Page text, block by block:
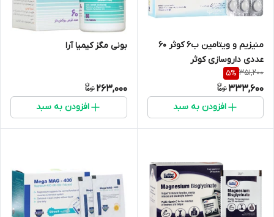
منیزیم و ویتامین ب6 کوثر 60
عددی داروسازی کوثر
351,200
5%
333,600
افزودن به سبد
بونی مگز کیمیا آرا
263,000
افزودن به سبد